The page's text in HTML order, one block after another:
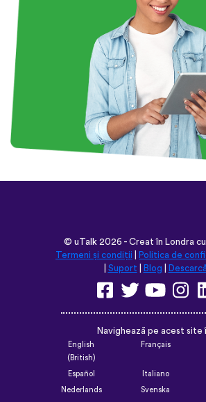
© uTalk 2026 - Creat în Londra
Termeni și condiții
Politica de
Suport Blog Descarcă
Navighează pe acest site
English
(British)
Français
Español Italiano
Nederlands Svenska